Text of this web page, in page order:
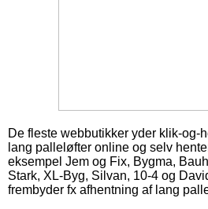
De fleste webbutikker yder klik-og-
lang palleløfter online og selv
eksempel Jem og Fix, Bygma,
Stark, XL-Byg, Silvan, 10-4 og
frembyder fx afhentning af lang